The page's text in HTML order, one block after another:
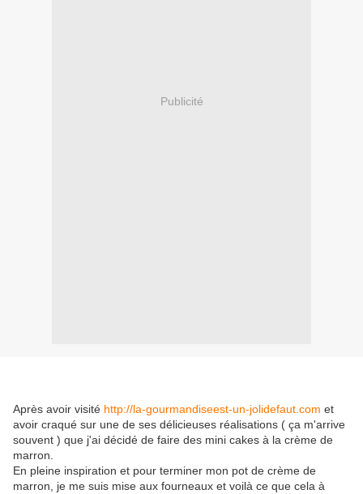
Publicité
Après avoir visité http://la-gourmandiseest-un-jolidefaut.com et
avoir craqué sur une de ses délicieuses réalisations ( ça m'arrive
souvent ) que j'ai décidé de faire des mini cakes à la crème de
marron.
En pleine inspiration et pour terminer mon pot de crème de
marron, je me suis mise aux fourneaux et voilà ce que cela à